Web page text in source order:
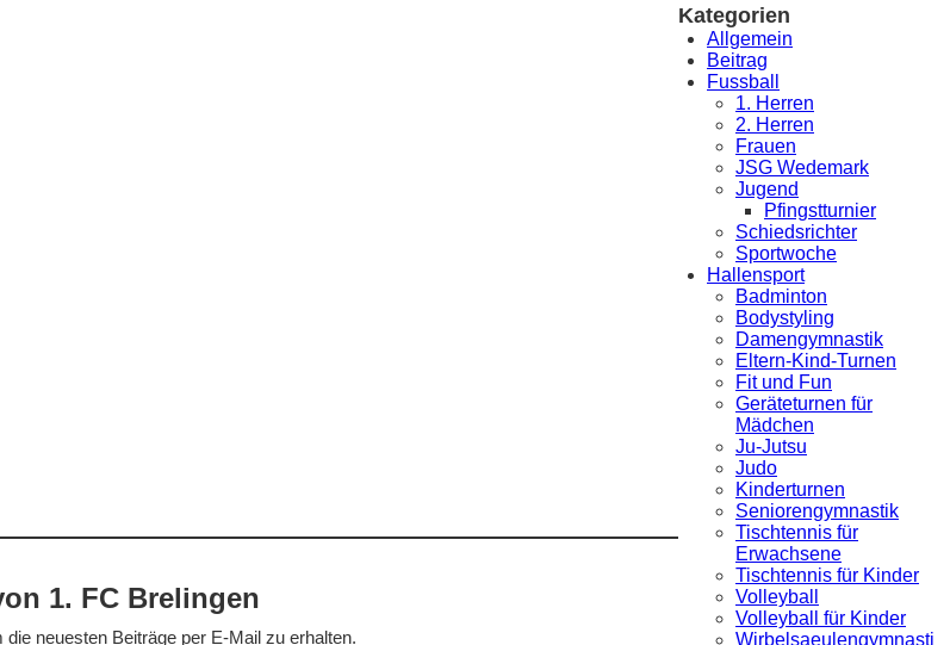
1. FC Brelingen
neuesten Beiträge per E-Mail zu erhalten.
Kategorien
Allgemein
Beitrag
Fussball
1. Herren
2. Herren
Frauen
JSG Wedemark
Jugend
Pfingstturnier
Schiedsrichter
Sportwoche
Hallensport
Badminton
Bodystyling
Damengymnastik
Eltern-Kind-Turnen
Fit und Fun
Geräteturnen für
Mädchen
Ju-Jutsu
Judo
Kinderturnen
Seniorengymnastik
Tischtennis für
Erwachsene
Tischtennis für Kinder
Volleyball
Volleyball für Kinder
Wirbelsaeulengymnasti